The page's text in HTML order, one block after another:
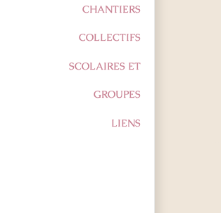
CHANTIERS
COLLECTIFS
SCOLAIRES ET
GROUPES
LIENS